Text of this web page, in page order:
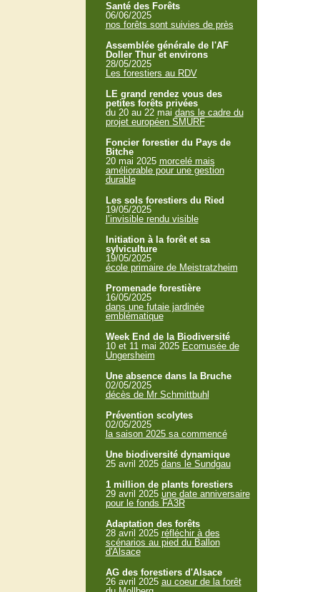
Santé des Forêts
06/06/2025
nos forêts sont suivies de près
Assemblée générale de l'AF
Doller Thur et environs
28/05/2025
Les forestiers au RDV
LE grand rendez vous des
petites forêts privées
du 20 au 22 mai dans le cadre du
projet européen SMURF
Foncier forestier du Pays de
Bitche
20 mai 2025 morcelé mais
améliorable pour une gestion
durable
Les sols forestiers du Ried
19/05/2025
l’invisible rendu visible
Initiation à la forêt et sa
sylviculture
19/05/2025
école primaire de Meistratzheim
Promenade forestière
16/05/2025
dans une futaie jardinée
emblématique
Week End de la Biodiversité
10 et 11 mai 2025 Ecomusée de
Ungersheim
Une absence dans la Bruche
02/05/2025
décès de Mr Schmittbuhl
Prévention scolytes
02/05/2025
la saison 2025 sa commencé
Une biodiversité dynamique
25 avril 2025 dans le Sundgau
1 million de plants forestiers
29 avril 2025 une date anniversaire
pour le fonds FA3R
Adaptation des forêts
28 avril 2025 réfléchir à des
scénarios au pied du Ballon
d'Alsace
AG des forestiers d'Alsace
26 avril 2025 au coeur de la forêt